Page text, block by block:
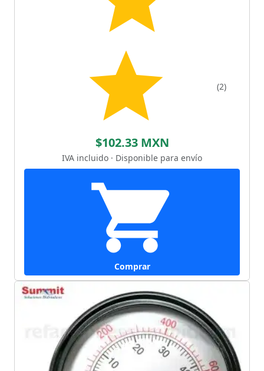
(2)
$102.33 MXN
IVA incluido · Disponible para envío
Comprar